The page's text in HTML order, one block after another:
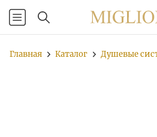
Главная Каталог Душевые